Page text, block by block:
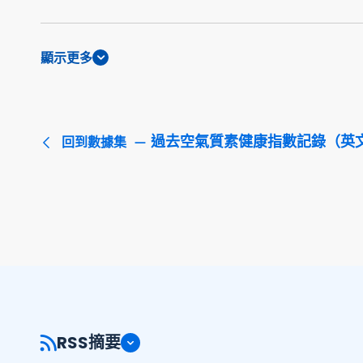
顯示更多
回到數據集 過去空氣質素健康指數記錄（英
RSS摘要